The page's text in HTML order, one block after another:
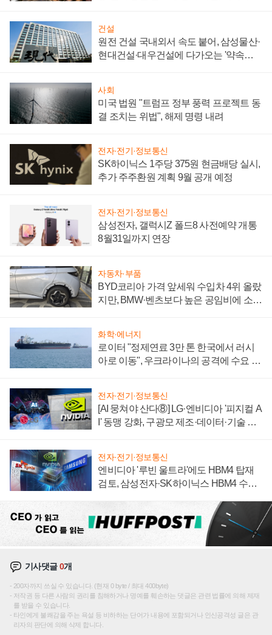
건설
원전 건설 국내외서 속도 붙어, 삼성물산·
현대건설·대우건설에 다가오는 '약속의
사회
미국 법원 "트럼프 정부 풍력 프로젝트 동
결 조치는 위법", 해제 명령 내려
전자·전기·정보통신
SK하이닉스 1주당 375원 현금배당 실시,
추가 주주환원 계획 9월 공개 예정
전자·전기·정보통신
삼성전자, 갤럭시Z 폴드8 사전예약 개통
8월31일까지 연장
자동차·부품
BYD코리아 가격 앞세워 수입차 4위 올랐
지만, BMW·벤츠보다 높은 공임비에 소비
화학·에너지
로이터 "정제연료 3만 톤 한국에서 러시
아로 이동", 우크라이나의 공격에 수요 늘
전자·전기·정보통신
[AI 뭉쳐야 산다⑧] LG·엔비디아 '피지컬 A
I' 동맹 강화, 구광모 제조·데이터·기술 결
전자·전기·정보통신
엔비디아 '루빈 울트라'에도 HBM4 탑재
검토, 삼성전자·SK하이닉스 HBM4 수율
기사댓글0개
200자까지 쓰실 수 있습니다. (현재 0 byte / 최대 400byte)
저작권 등 다른 사람의 권리를 침해하거나 명예를 훼손하는 댓글은 관련 법률에 의해 제재
를 받을 수 있습니다.
타인에게 불쾌감을 주는 욕설 등 비하하는 단어가 내용에 포함되거나 인신공격성 글은 관
리자의 판단에 의해 삭제 합니다.